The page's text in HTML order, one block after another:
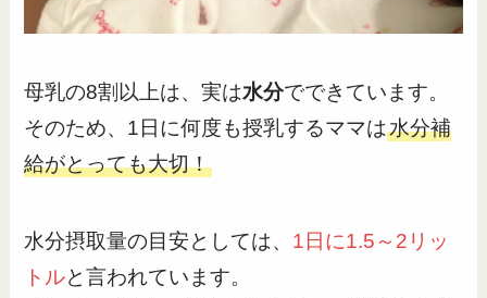
母乳の8割以上は、実は水分でできています。
そのため、1日に何度も授乳するママは水分補
給がとっても大切！
水分摂取量の目安としては、 1日に1.5～2リッ
トルと言われています。